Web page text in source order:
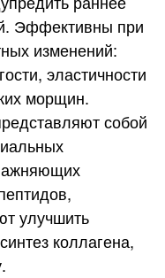
Эффективны при
изменений:
эластичности
морщин.
собой
улучшить
коллагена,